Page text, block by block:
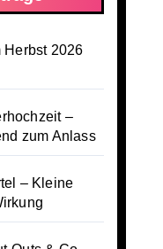
Herbst 2026
–
zum Anlass
– Kleine